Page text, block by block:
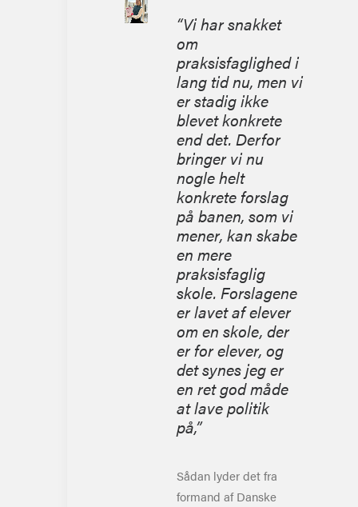
“Vi har snakket
om
praksisfaglighed i
lang tid nu, men vi
er stadig ikke
blevet konkrete
end det. Derfor
bringer vi nu
nogle helt
konkrete forslag
på banen, som vi
mener, kan skabe
en mere
praksisfaglig
skole. Forslagene
er lavet af elever
om en skole, der
er for elever, og
det synes jeg er
en ret god måde
at lave politik
på,”
Sådan lyder det fra
formand af Danske